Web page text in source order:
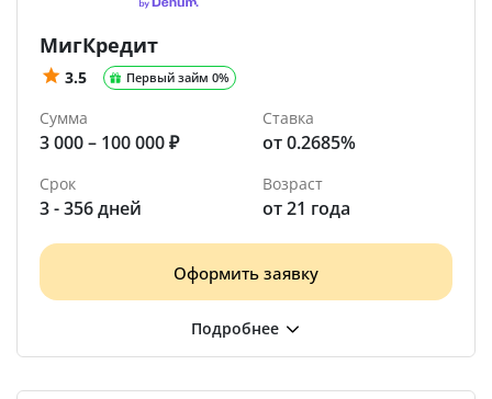
МигКредит
3.5 Первый займ 0%
Сумма
3 000 – 100 000 ₽
Ставка
от 0.2685%
Срок
3 - 356 дней
Возраст
от 21 года
Оформить заявку